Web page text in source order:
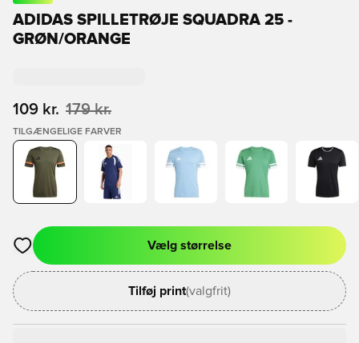
ADIDAS SPILLETRØJE SQUADRA 25 -
GRØN/ORANGE
109 kr. 179 kr.
TILGÆNGELIGE FARVER
Åbner en Modal til at logge ind eller tilmelde dig som medlem
Vælg størrelse
Tilføj print(valgfrit)